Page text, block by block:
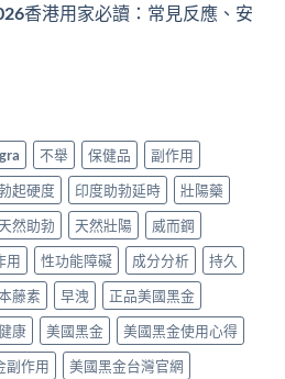
香港用家必讀：常見反應、安
不舉 保健品
副作用
起硬度 印度助勃延時
壯陽藥
然助勃 天然壯陽
威而鋼
用 性功能障礙 成分分析
持久
藤素 早洩
正品美國黑金
康 美國黑金
美國黑金使用心得
副作用
美國黑金台灣官網